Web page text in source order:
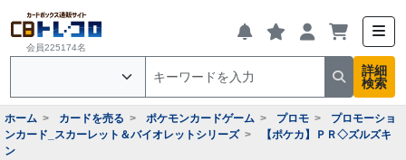
会員225174名
詳細
検索
ホーム カードを売る ポケモンカードゲーム プロモ
プロモーショ
ンカード_スカーレット＆バイオレットシリーズ
【ポケカ】ＰＲ◇ズルズキ
ン